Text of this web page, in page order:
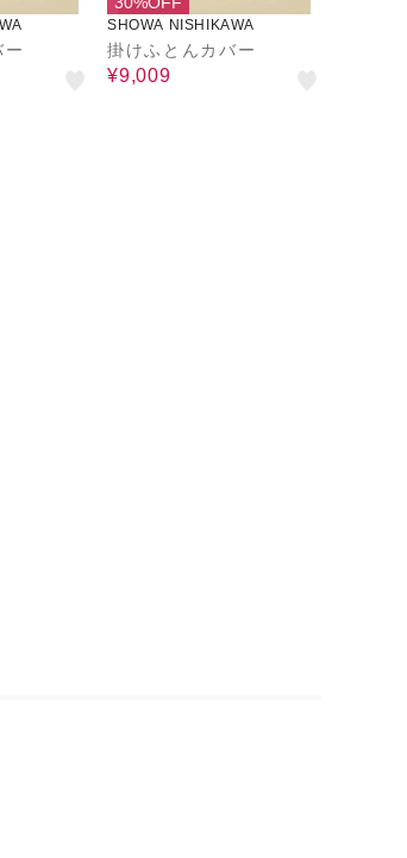
ー
SHOWA NISHIKAWA
掛けふとんカバー
¥9,009